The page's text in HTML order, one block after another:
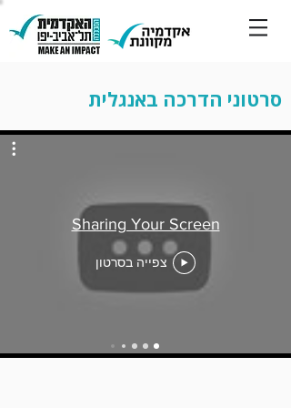
סרטוני הדרכה באנגלית
Sharing Your Screen
צפייה בסרטון